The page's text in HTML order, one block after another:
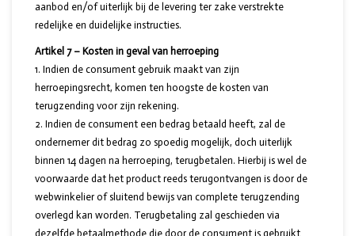
aanbod en/of uiterlijk bij de levering ter zake verstrekte
redelijke en duidelijke instructies.
Artikel 7 – Kosten in geval van herroeping
Indien de consument gebruik maakt van zijn
herroepingsrecht, komen ten hoogste de kosten van
terugzending voor zijn rekening.
Indien de consument een bedrag betaald heeft, zal de
ondernemer dit bedrag zo spoedig mogelijk, doch uiterlijk
binnen 14 dagen na herroeping, terugbetalen. Hierbij is wel de
voorwaarde dat het product reeds terugontvangen is door de
webwinkelier of sluitend bewijs van complete terugzending
overlegd kan worden. Terugbetaling zal geschieden via
dezelfde betaalmethode die door de consument is gebruikt